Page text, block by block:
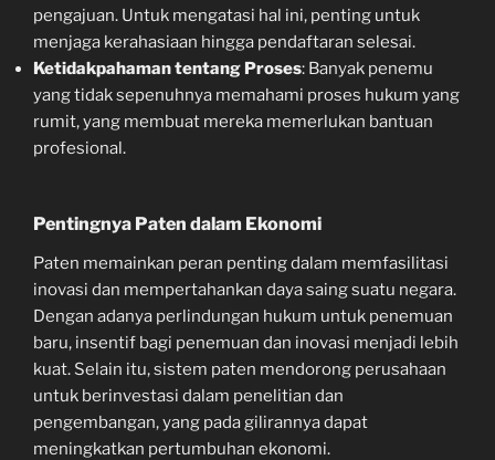
pengajuan. Untuk mengatasi hal ini, penting untuk
menjaga kerahasiaan hingga pendaftaran selesai.
Ketidakpahaman tentang Proses: Banyak penemu
yang tidak sepenuhnya memahami proses hukum yang
rumit, yang membuat mereka memerlukan bantuan
profesional.
Pentingnya Paten dalam Ekonomi
Paten memainkan peran penting dalam memfasilitasi
inovasi dan mempertahankan daya saing suatu negara.
Dengan adanya perlindungan hukum untuk penemuan
baru, insentif bagi penemuan dan inovasi menjadi lebih
kuat. Selain itu, sistem paten mendorong perusahaan
untuk berinvestasi dalam penelitian dan
pengembangan, yang pada gilirannya dapat
meningkatkan pertumbuhan ekonomi.